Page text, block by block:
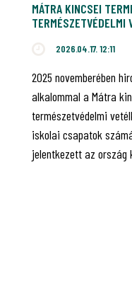
MÁTRA KINCSEI
TERMÉSZETVÉDELMI
2026.04.17. 12:11
2025 novemberében
alkalommal a Mátra
természetvédelmi
iskolai csapatok
jelentkezett az ország